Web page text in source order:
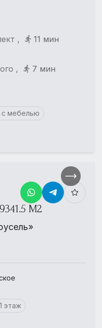
,
11 мин
,
7 мин
с мебелью
М2
1 этаж